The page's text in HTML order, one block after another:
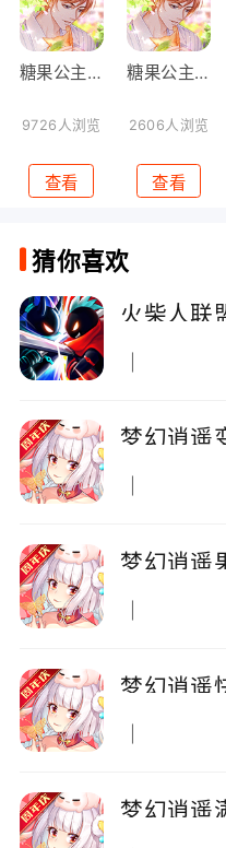
糖果公主3无限钻石版
9726人浏览
查看
糖果公主3破解版
2606人浏览
查看
猜你喜欢
梦幻逍遥
梦幻逍遥
梦幻逍遥
梦幻逍遥